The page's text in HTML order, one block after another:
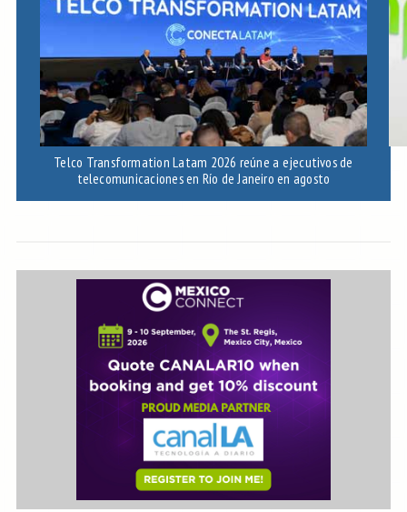
Telco Transformation Latam 2026 reúne a ejecutivos de
telecomunicaciones en Río de Janeiro en agosto